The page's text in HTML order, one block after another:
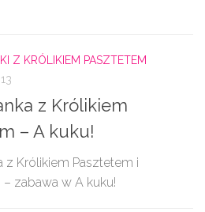
Z KRÓLIKIEM PASZTETEM
z Królikiem
– A kuku!
z Królikiem Pasztetem i
zabawa w A kuku!